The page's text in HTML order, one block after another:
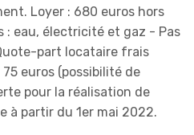
Loyer : 680 euros hors
: eau, électricité et gaz - Pas
part locataire frais
euros (possibilité de
pour la réalisation de
à partir du 1er mai 2022.